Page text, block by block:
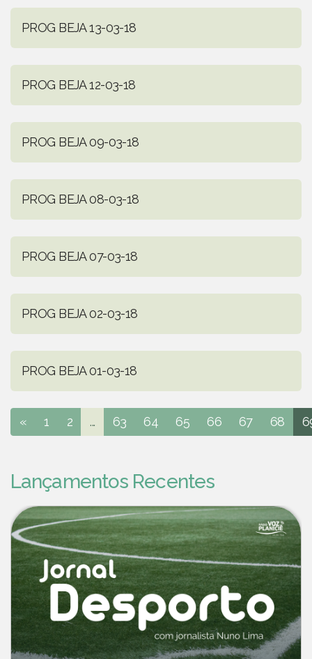
PROG BEJA 13-03-18
PROG BEJA 12-03-18
PROG BEJA 09-03-18
PROG BEJA 08-03-18
PROG BEJA 07-03-18
PROG BEJA 02-03-18
PROG BEJA 01-03-18
« 1 2 ... 63 64 65 66 67 68
Lançamentos Recentes